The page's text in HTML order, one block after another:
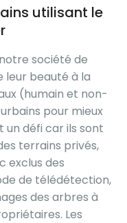
utilisant le
société de
leur beauté à la
(humain et non-
pour mieux
défi car ils sont
terrains privés,
exclus des
de télédétection,
des arbres à
Les